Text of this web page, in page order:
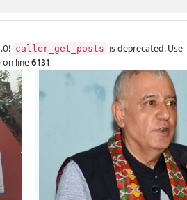
caller_get_posts is deprecated. Use
on line6131